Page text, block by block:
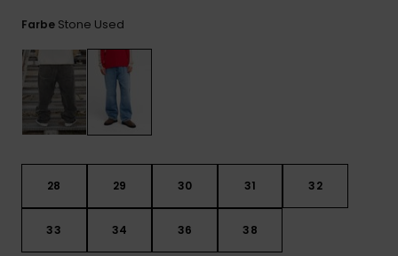
Farbe Stone Used
28 29 30 31 32
33 34 36 38